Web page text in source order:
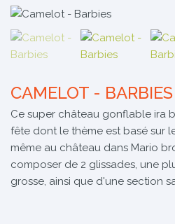
CAMELOT - BARBIES
Ce super château gonflable ira
fête dont le thème est basé sur
même au château dans Mario
composer de 2 glissades, une
grosse, ainsi que d'une section